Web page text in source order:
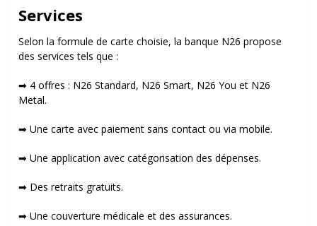
Services
Selon la formule de carte choisie, la banque N26 propose
des services tels que :
➡ 4 offres : N26 Standard, N26 Smart, N26 You et N26
Metal.
➡ Une carte avec paiement sans contact ou via mobile.
➡ Une application avec catégorisation des dépenses.
➡ Des retraits gratuits.
➡ Une couverture médicale et des assurances.